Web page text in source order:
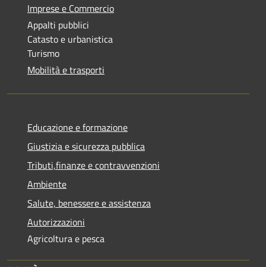
Imprese e Commercio
Appalti pubblici
Catasto e urbanistica
Turismo
Mobilità e trasporti
Educazione e formazione
Giustizia e sicurezza pubblica
Tributi,finanze e contravvenzioni
Ambiente
Salute, benessere e assistenza
Autorizzazioni
Agricoltura e pesca